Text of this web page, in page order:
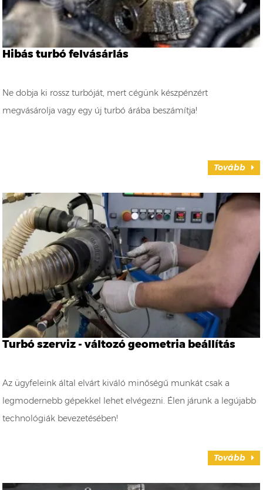
Hibás turbó felvásárlás
Ne dobja ki rossz turbóját, mert cégünk készpénzért
megvásárolja vagy egy új turbó árába beszámítja!
Tovább
Turbó szerviz - változó geometria beállítás
Az ügyfeleink által elvárt kiváló minőségű munkát csak a
legmodernebb gépekkel lehet elvégezni. Élen járunk a legújabb
technológiák bevezetésében!
Tovább